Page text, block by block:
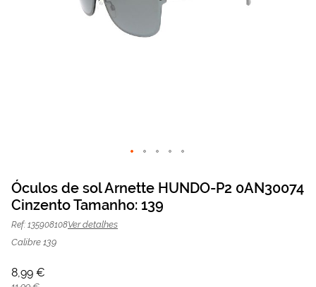
Óculos de sol Arnette 0AN30074
Cinzento | Mais Optica
para
o
início
Galeria
de
Óculos de sol Arnette HUNDO-P2 0AN30074
Cinzento Tamanho: 139
Ref: 135908108Ver detalhes
Calibre 139
8,99 €